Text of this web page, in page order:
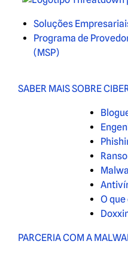
Soluções
Programa de
(MSP)
SABER MAIS SOBRE
O que
PARCERIA COM A